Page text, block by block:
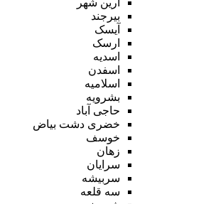
بیرجند
آیسک
ارسک
اسدیه
اسفدن
اسلامیه
بشرویه
حاجی آباد
خضری دشت بیاض
خوسف
زهان
سرایان
سربیشه
سه قلعه